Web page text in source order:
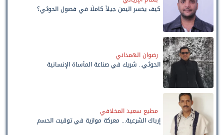
كيف يخسر اليمن جيلاً كاملًا في فصول الحوثي؟
رضوان الهمداني
الحوثي.. شريك في صناعة المأساة الإنسانية
مطيع سعيد المخلافي
إرباك الشرعية... معركة موازية في توقيت الحسم